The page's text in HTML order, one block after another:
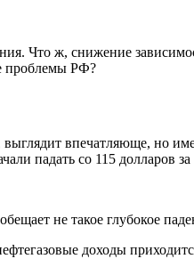
Что ж, снижение
проблемы РФ?
впечатляюще, но
падать со 115 долларов за
не такое глубокое
доходы